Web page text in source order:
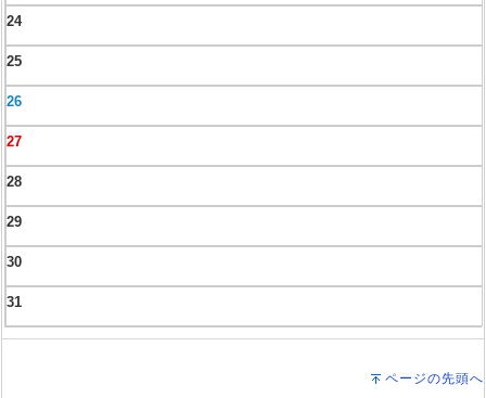
24
25
26
27
28
29
30
31
ページの先頭へ